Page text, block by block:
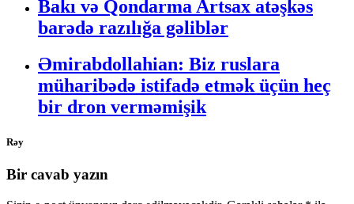
Bakı və Qondarma Artsax atəşkəs
barədə razılığa gəliblər
Əmirabdollahian: Biz ruslara
müharibədə istifadə etmək üçün heç
bir dron verməmişik
Rəy
Bir cavab yazın